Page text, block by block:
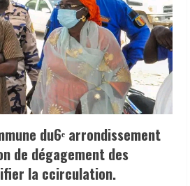
du6ᵉ arrondissement
de dégagement des
la ccirculation.